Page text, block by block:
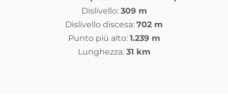
Dislivello: 309 m
Dislivello discesa: 702 m
Punto più alto: 1.239 m
Lunghezza: 31 km